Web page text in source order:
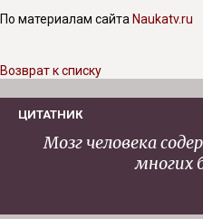
По материалам сайта Naukatv.ru
Возврат к списку
ЦИТАТНИК
Мозг человека
многих